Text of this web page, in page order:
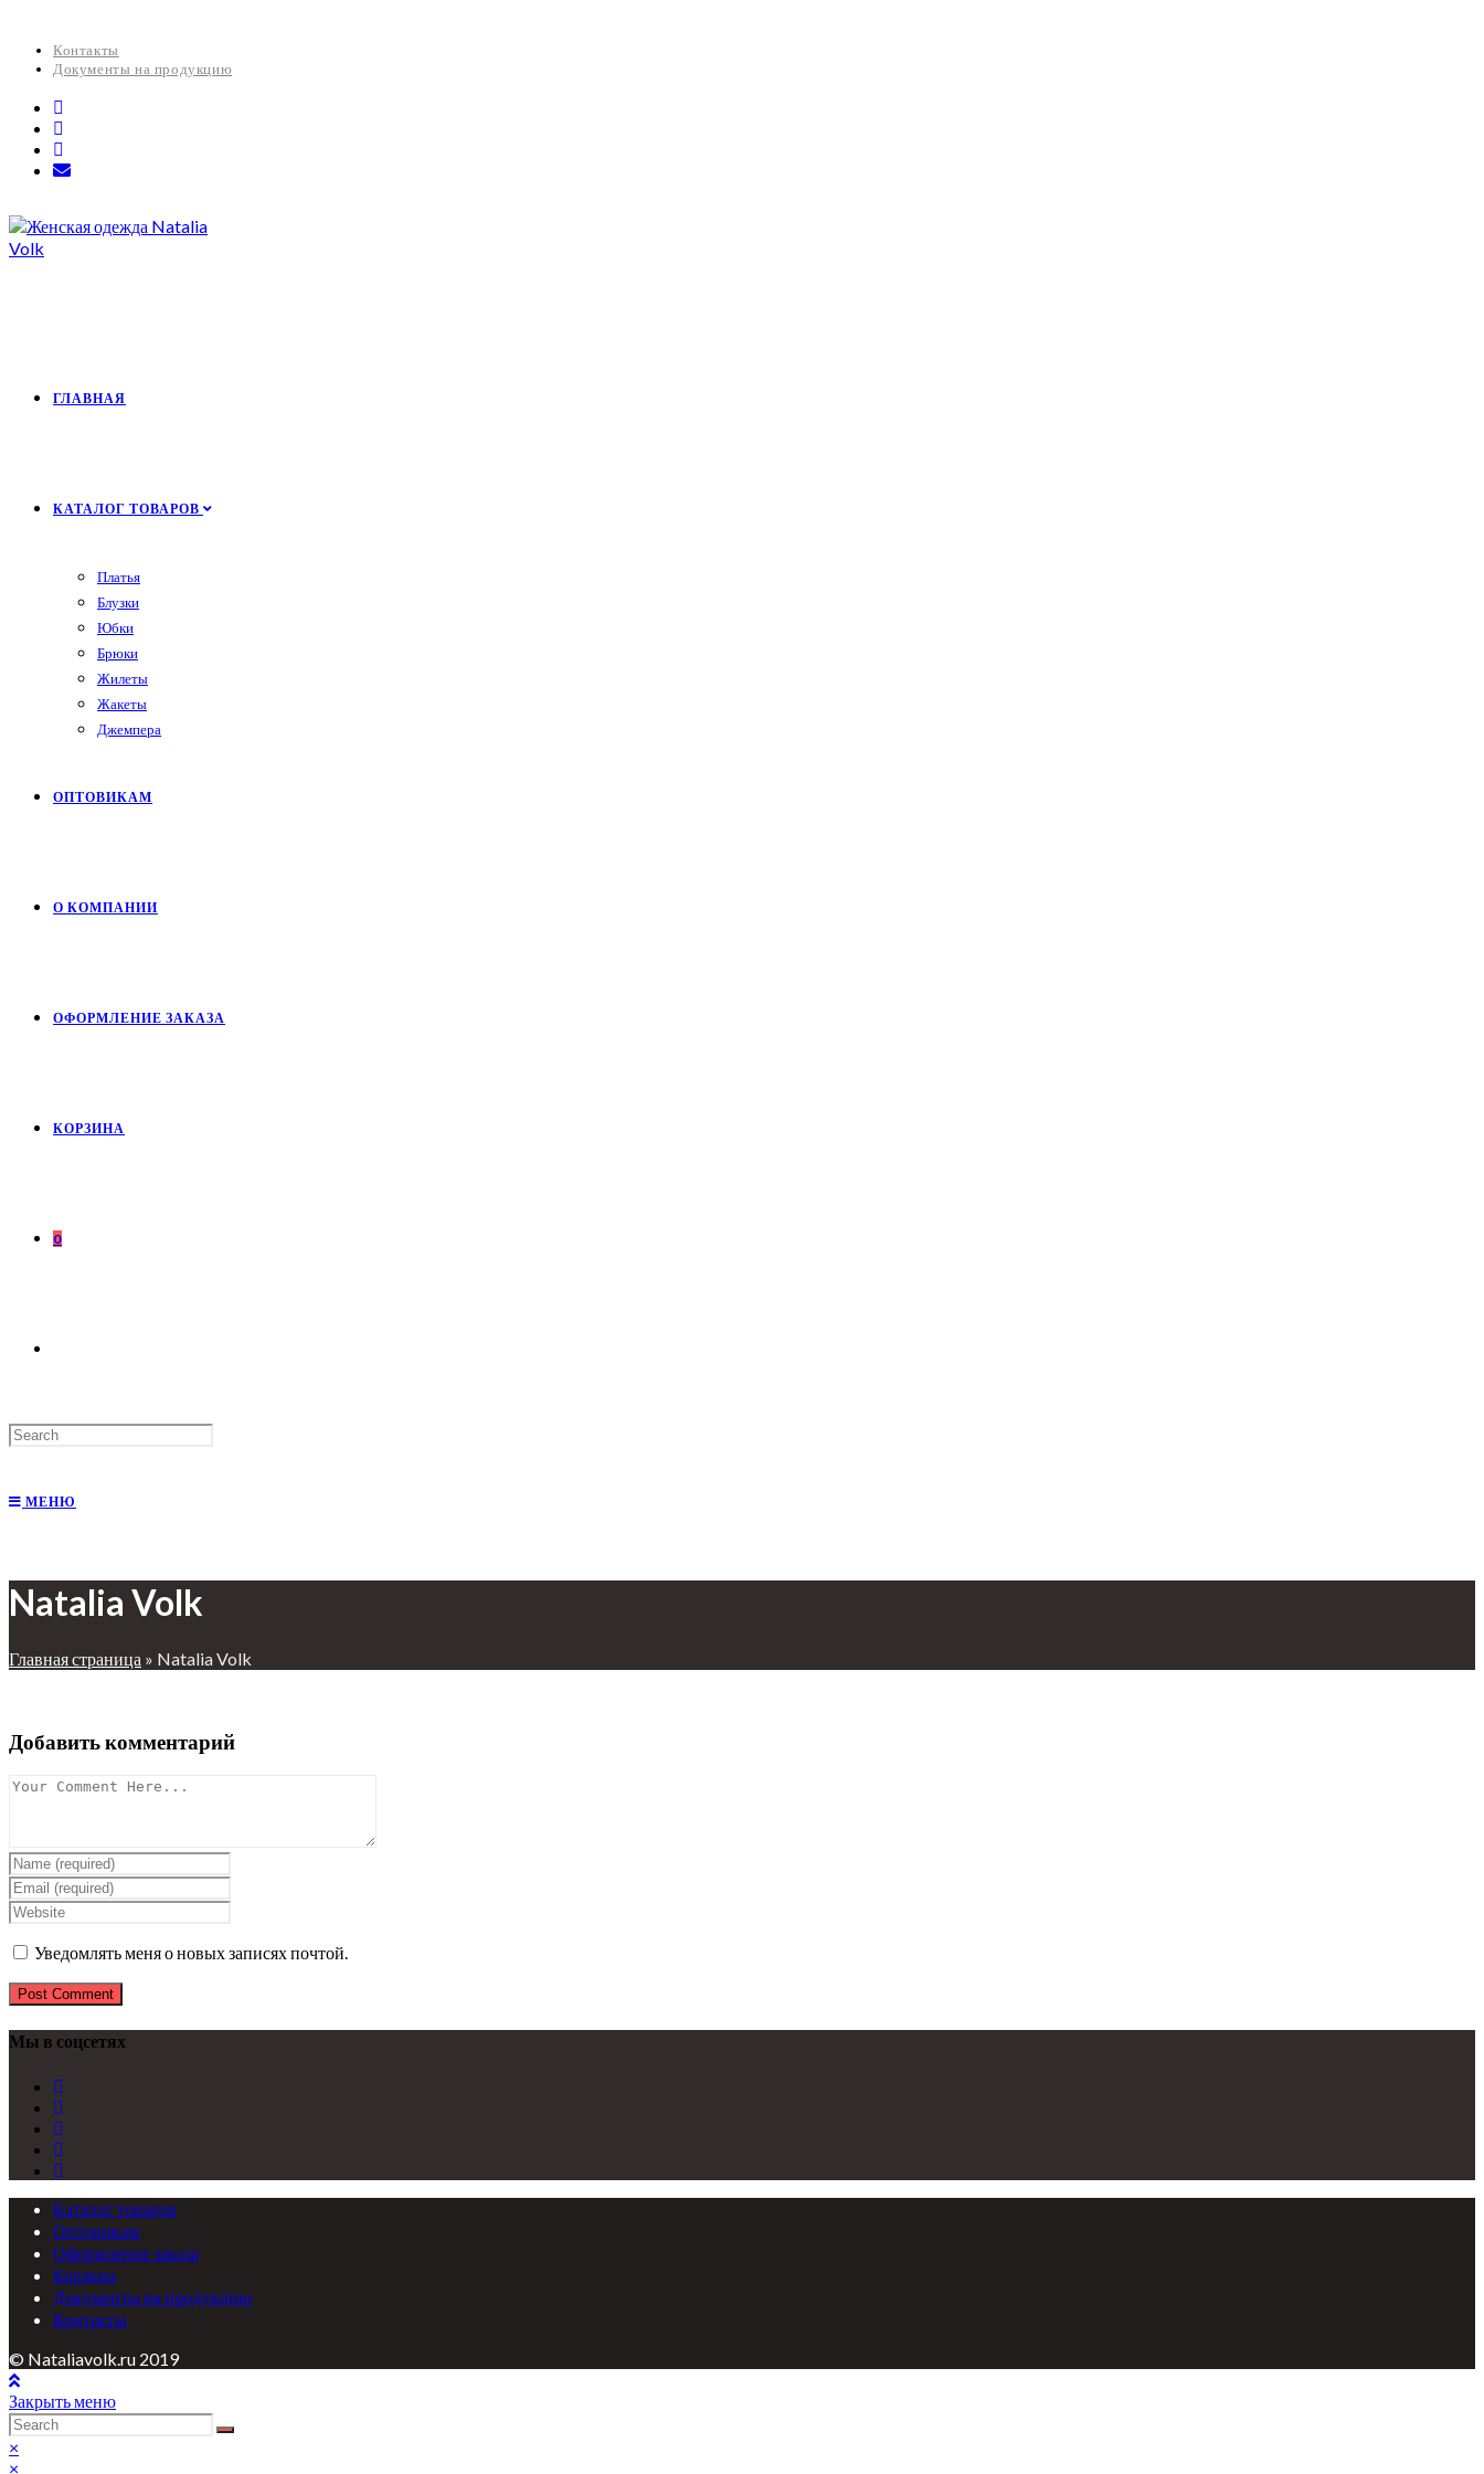
Контакты
Документы на продукцию
ГЛАВНАЯ
КАТАЛОГ ТОВАРОВ
Платья
Блузки
Юбки
Брюки
Жилеты
Жакеты
Джемпера
ОПТОВИКАМ
О КОМПАНИИ
ОФОРМЛЕНИЕ ЗАКАЗА
КОРЗИНА
0
МЕНЮ
Natalia Volk
Главная страница » Natalia Volk
Добавить комментарий
Уведомлять меня о новых записях почтой.
Мы в соцсетях
Каталог товаров
Оптовикам
Оформление заказа
Корзина
Документы на продукцию
Контакты
© Nataliavolk.ru 2019
Закрыть меню
×
×